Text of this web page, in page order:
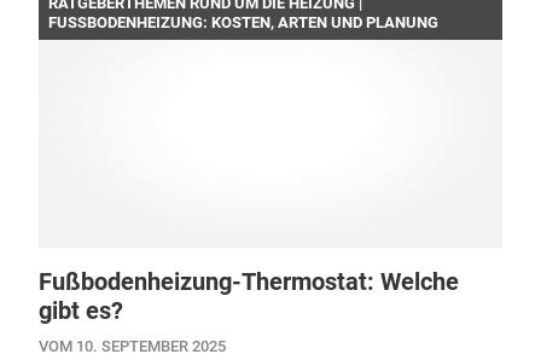
FUSSBODENHEIZUNG: KOSTEN, ARTEN UND PLANUNG
Fußbodenheizung-Thermostat: Welche
gibt es?
VOM 10. SEPTEMBER 2025